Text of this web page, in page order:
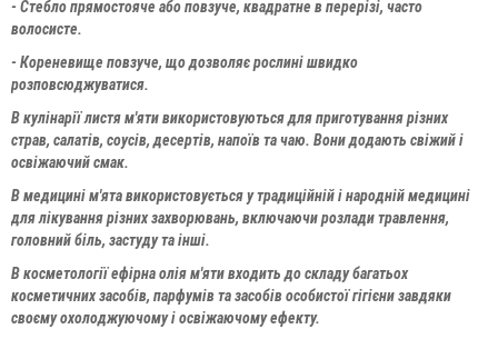
- Стебло прямостояче або повзуче, квадратне в перерізі, часто
волосисте.
- Кореневище повзуче, що дозволяє рослині швидко
розповсюджуватися.
В кулінарії листя м'яти використовуються для приготування різних
страв, салатів, соусів, десертів, напоїв та чаю. Вони додають свіжий і
освіжаючий смак.
В медицині м'ята використовується у традиційній і народній медицині
для лікування різних захворювань, включаючи розлади травлення,
головний біль, застуду та інші.
В косметології ефірна олія м'яти входить до складу багатьох
косметичних засобів, парфумів та засобів особистої гігієни завдяки
своєму охолоджуючому і освіжаючому ефекту.